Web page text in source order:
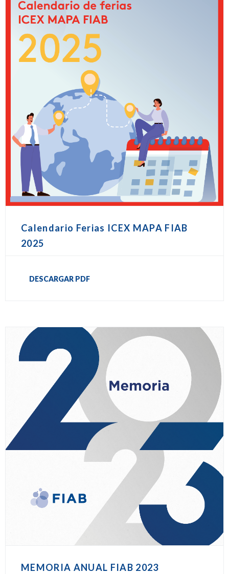
Calendario Ferias ICEX MAPA FIAB
2025
DESCARGAR PDF
MEMORIA ANUAL FIAB 2023